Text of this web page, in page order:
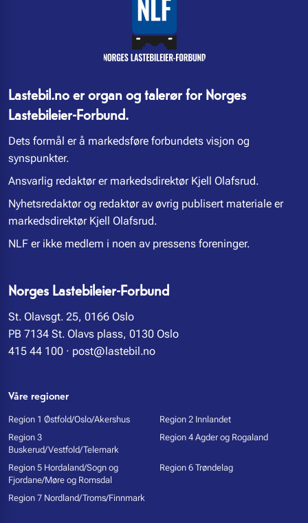
Lastebil.no er organ og talerør for Norges
Lastebileier-Forbund.
Dets formål er å markedsføre forbundets visjon og
synspunkter.
Ansvarlig redaktør er markedsdirektør Kjell Olafsrud.
Nyhetsredaktør og redaktør av øvrig publisert materiale er
markedsdirektør Kjell Olafsrud.
NLF er ikke medlem i noen av pressens foreninger.
Norges Lastebileier-Forbund
St. Olavsgt. 25, 0166 Oslo
PB 7134 St. Olavs plass, 0130 Oslo
415 44 100 · post@lastebil.no
Våre regioner
Region 1 Østfold/Oslo/Akershus
Region 2 Innlandet
Region 3
Buskerud/Vestfold/Telemark
Region 4 Agder og Rogaland
Region 5 Hordaland/Sogn og
Fjordane/Møre og Romsdal
Region 6 Trøndelag
Region 7 Nordland/Troms/Finnmark